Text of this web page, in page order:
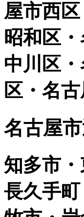
屋市西
昭和区
中川区
区・名
名古屋
知多市
長久手